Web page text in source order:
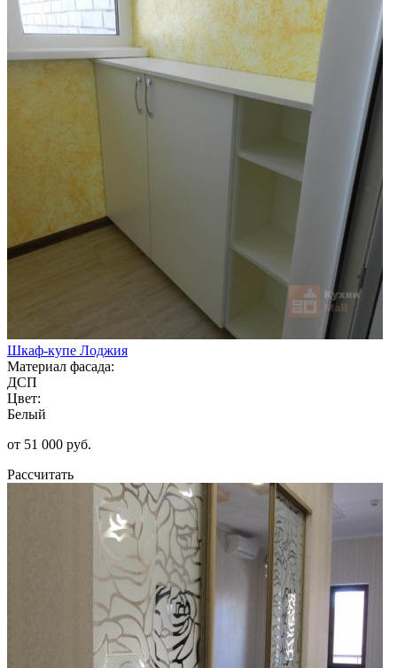
Шкаф-купе Лоджия
Материал фасада:
ДСП
Цвет:
Белый
от 51 000 руб.
Рассчитать